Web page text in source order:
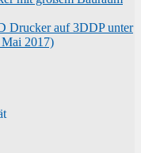
Drucker auf 3DDP unter
2017)